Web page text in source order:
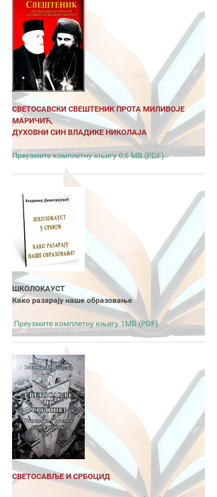
СВЕТОСАВСКИ СВЕШТЕНИК ПРОТА МИЛИВОЈЕ
МАРИЧИЋ,
ДУХОВНИ СИН ВЛАДИКЕ НИКОЛАЈА
Преузмите комплетну књигу 0,6 MB (PDF)
ШКОЛОКАУСТ
Како разарају наше образовање
Преузмите комплетну књигу 1MB (PDF)
СВЕТОСАВЉЕ И СРБОЦИД